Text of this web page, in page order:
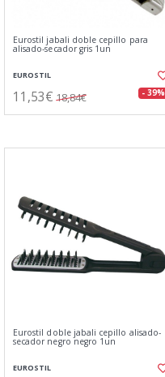
Eurostil jabali doble cepillo para
alisado-secador gris 1un
EUROSTIL
11,53€ 18,84€ - 39%
Eurostil doble jabali cepillo alisado-
secador negro negro 1un
EUROSTIL